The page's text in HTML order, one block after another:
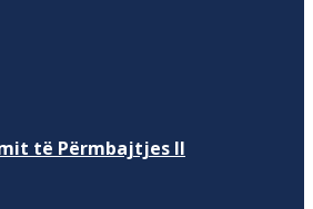
të Përmbajtjes II